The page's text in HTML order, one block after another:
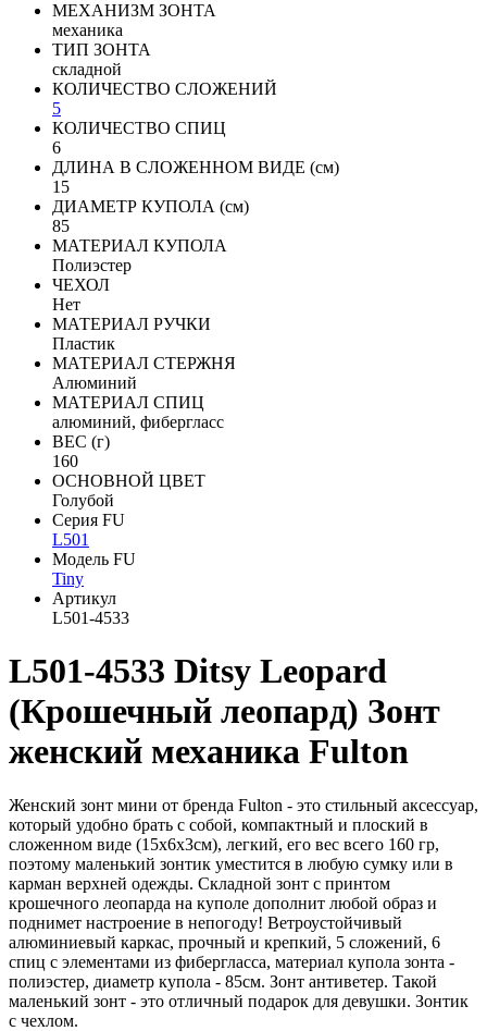
МЕХАНИЗМ ЗОНТА
механика
ТИП ЗОНТА
складной
КОЛИЧЕСТВО СЛОЖЕНИЙ
5
КОЛИЧЕСТВО СПИЦ
6
ДЛИНА В СЛОЖЕННОМ ВИДЕ (см)
15
ДИАМЕТР КУПОЛА (см)
85
МАТЕРИАЛ КУПОЛА
Полиэстер
ЧЕХОЛ
Нет
МАТЕРИАЛ РУЧКИ
Пластик
МАТЕРИАЛ СТЕРЖНЯ
Алюминий
МАТЕРИАЛ СПИЦ
алюминий, фибергласс
ВЕС (г)
160
ОСНОВНОЙ ЦВЕТ
Голубой
Серия FU
L501
Модель FU
Tiny
Артикул
L501-4533
L501-4533 Ditsy Leopard
(Крошечный леопард) Зонт
женский механика Fulton
Женский зонт мини от бренда Fulton - это стильный аксессуар,
который удобно брать с собой, компактный и плоский в
сложенном виде (15х6х3см), легкий, его вес всего 160 гр,
поэтому маленький зонтик уместится в любую сумку или в
карман верхней одежды. Складной зонт с принтом
крошечного леопарда на куполе дополнит любой образ и
поднимет настроение в непогоду! Ветроустойчивый
алюминиевый каркас, прочный и крепкий, 5 сложений, 6
спиц с элементами из фибергласса, материал купола зонта -
полиэстер, диаметр купола - 85см. Зонт антиветер. Такой
маленький зонт - это отличный подарок для девушки. Зонтик
с чехлом.